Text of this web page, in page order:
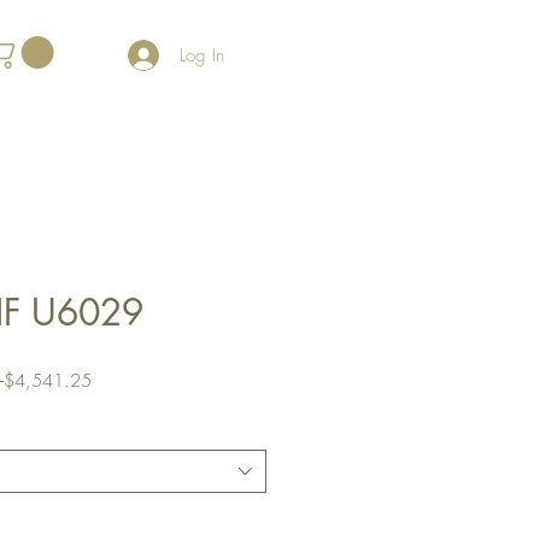
Log In
U6029
Regular
$4,541.25